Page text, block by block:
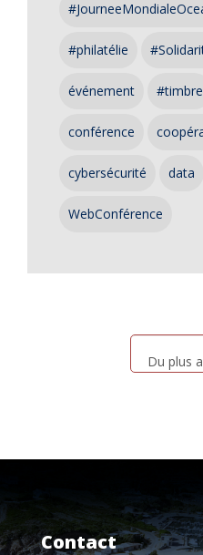
#philatélie
événement #timbre
conférence
cybersécurité data
WebConférence
Du plus
Contact